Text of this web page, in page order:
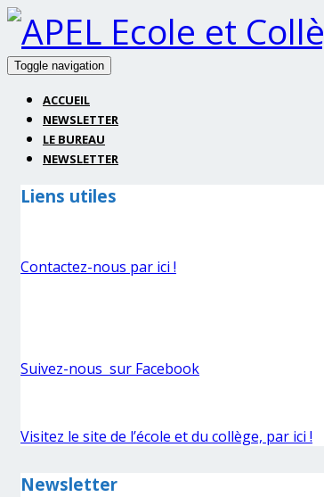
Toggle navigation
ACCUEIL
NEWSLETTER
LE BUREAU
NEWSLETTER
Liens utiles
Contactez-nous par ici !
Suivez-nous sur Facebook
Visitez le site de l’école et du collège, par ici !
Newsletter